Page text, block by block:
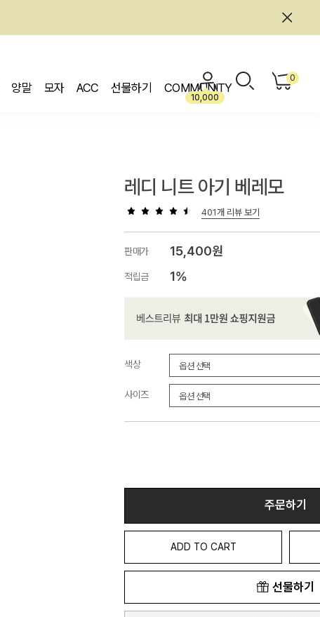
양말 모자 ACC 선물하기 COMMUNITY
10,000
0
레디 니트 아기 베레모
401개 리뷰 보기
판매가 15,400원
적립금 1%
색상
사이즈
주문하기
ADD TO CART
선물하기